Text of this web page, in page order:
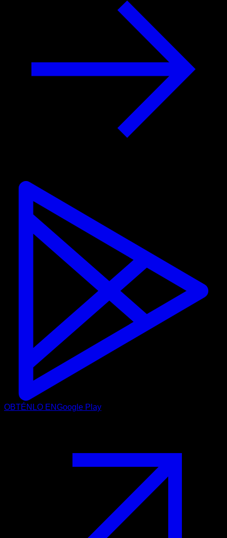
OBTÉNLO ENGoogle Play